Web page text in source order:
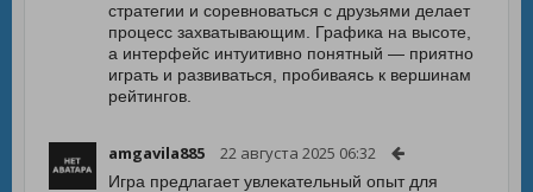
стратегии и соревноваться с друзьями делает
процесс захватывающим. Графика на высоте,
а интерфейс интуитивно понятный — приятно
играть и развиваться, пробиваясь к вершинам
рейтингов.
amgavila885 22 августа 2025 06:32
Игра предлагает увлекательный опыт для